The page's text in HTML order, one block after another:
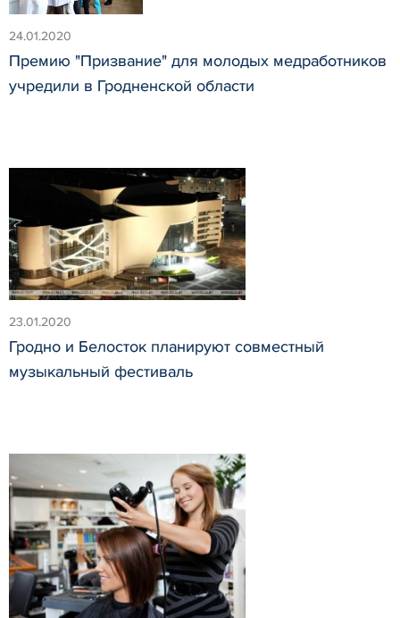
24.01.2020
Премию "Призвание" для молодых медработников
учредили в Гродненской области
23.01.2020
Гродно и Белосток планируют совместный
музыкальный фестиваль